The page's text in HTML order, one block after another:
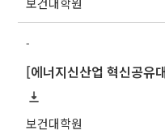
-
보건대학원